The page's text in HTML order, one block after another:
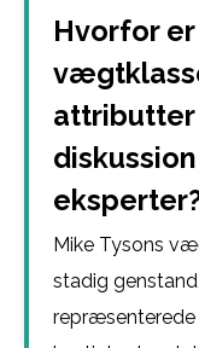
Hvorfor
attributter
Mike Tysons
stadig
repræsenterede